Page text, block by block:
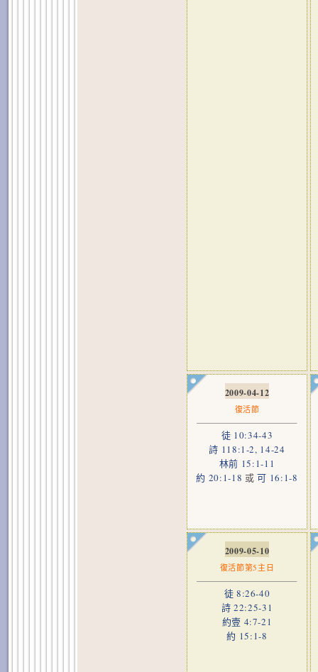
2009-04-12
復活節
徒 10:34-43
詩 118:1-2, 14-24
林前 15:1-11
約 20:1-18 或可 16:1-8
2009-05-10
復活節第5主日
徒 8:26-40
詩 22:25-31
約壹 4:7-21
約 15:1-8